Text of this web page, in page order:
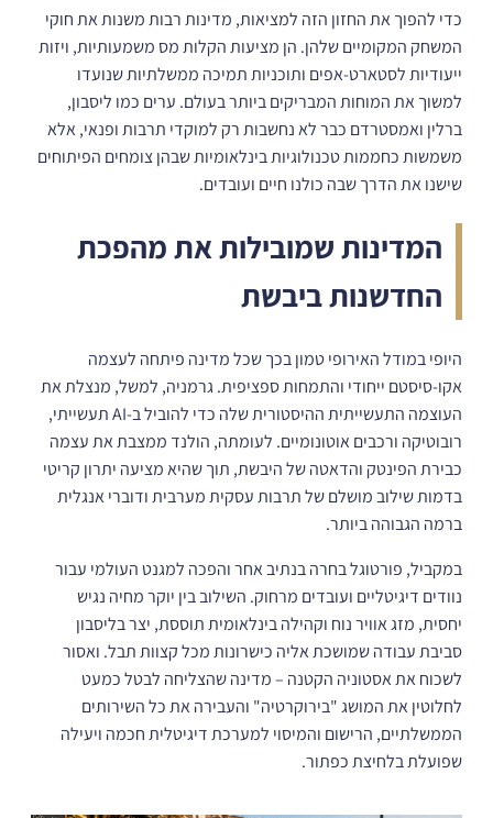
כדי להפוך את החזון הזה למציאות, מדינות רבות משנות את חוקי
המשחק המקומיים שלהן. הן מציעות הקלות מס משמעותיות, ויזות
ייעודיות לסטארט-אפים ותוכניות תמיכה ממשלתיות שנועדו
למשוך את המוחות המבריקים ביותר בעולם. ערים כמו ליסבון,
ברלין ואמסטרדם כבר לא נחשבות רק למוקדי תרבות ופנאי, אלא
משמשות כחממות טכנולוגיות בינלאומיות שבהן צומחים הפיתוחים
שישנו את הדרך שבה כולנו חיים ועובדים.
המדינות שמובילות את מהפכת
החדשנות ביבשת
היופי במודל האירופי טמון בכך שכל מדינה פיתחה לעצמה
אקו-סיסטם ייחודי והתמחות ספציפית. גרמניה, למשל, מנצלת את
העוצמה התעשייתית ההיסטורית שלה כדי להוביל ב-AI תעשייתי,
רובוטיקה ורכבים אוטונומיים. לעומתה, הולנד ממצבת את עצמה
כבירת הפינטק והדאטה של היבשת, תוך שהיא מציעה יתרון קריטי
בדמות שילוב מושלם של תרבות עסקית מערבית ודוברי אנגלית
ברמה הגבוהה ביותר.
במקביל, פורטוגל בחרה בנתיב אחר והפכה למגנט העולמי עבור
נוודים דיגיטליים ועובדים מרחוק. השילוב בין יוקר מחיה נגיש
יחסית, מזג אוויר נוח וקהילה בינלאומית תוססת, יצר בליסבון
סביבת עבודה שמושכת אליה כישרונות מכל קצוות תבל. ואסור
לשכוח את אסטוניה הקטנה – מדינה שהצליחה לבטל כמעט
לחלוטין את המושג "בירוקרטיה" והעבירה את כל השירותים
הממשלתיים, הרישום והמיסוי למערכת דיגיטלית חכמה ויעילה
שפועלת בלחיצת כפתור.